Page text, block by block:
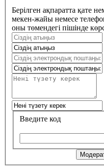
Берілген ақпаратта қате
мекен-жайы немесе
оны төмендегі пішінде
Введите код